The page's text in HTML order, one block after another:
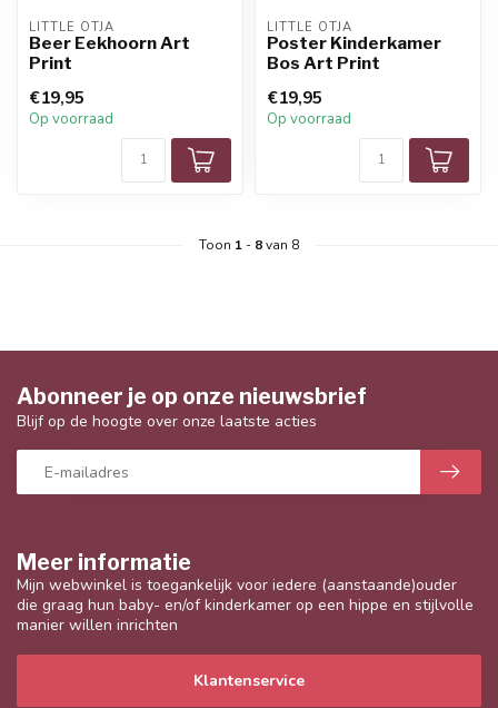
LITTLE OTJA
Beer Eekhoorn Art
Print
€19,95
Op voorraad
LITTLE OTJA
Poster Kinderkamer
Bos Art Print
€19,95
Op voorraad
Toon 1 - 8van 8
Meer informatie
Mijn webwinkel is toegankelijk voor iedere (aanstaande)ouder
die graag hun baby- en/of kinderkamer op een hippe en stijlvolle
manier willen inrichten
Klantenservice
Abonneer je op onze nieuwsbrief
Blijf op de hoogte over onze laatste acties